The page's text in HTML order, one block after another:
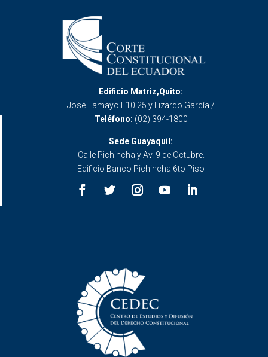
Edificio Matriz,Quito:
José Tamayo E10 25 y Lizardo García /
Teléfono: (02) 394-1800
Sede Guayaquil:
Calle Pichincha y Av. 9 de Octubre.
Edificio Banco Pichincha 6to Piso